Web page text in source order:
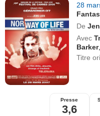
28
De
Avec
Barker,
Titre
Presse
3,6